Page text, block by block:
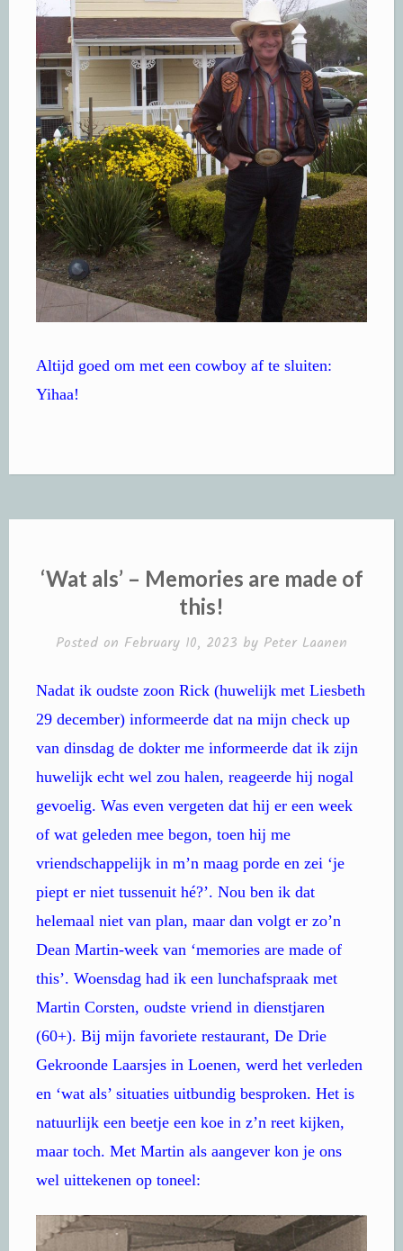
Altijd goed om met een cowboy af te sluiten:
Yihaa!
‘Wat als’ – Memories are made of
this!
Posted on February 10, 2023 by Peter Laanen
Nadat ik oudste zoon Rick (huwelijk met Liesbeth
29 december) informeerde dat na mijn check up
van dinsdag de dokter me informeerde dat ik zijn
huwelijk echt wel zou halen, reageerde hij nogal
gevoelig. Was even vergeten dat hij er een week
of wat geleden mee begon, toen hij me
vriendschappelijk in m’n maag porde en zei ‘je
piept er niet tussenuit hé?’. Nou ben ik dat
helemaal niet van plan, maar dan volgt er zo’n
Dean Martin-week van ‘memories are made of
this’. Woensdag had ik een lunchafspraak met
Martin Corsten, oudste vriend in dienstjaren
(60+). Bij mijn favoriete restaurant, De Drie
Gekroonde Laarsjes in Loenen, werd het verleden
en ‘wat als’ situaties uitbundig besproken. Het is
natuurlijk een beetje een koe in z’n reet kijken,
maar toch. Met Martin als aangever kon je ons
wel uittekenen op toneel: